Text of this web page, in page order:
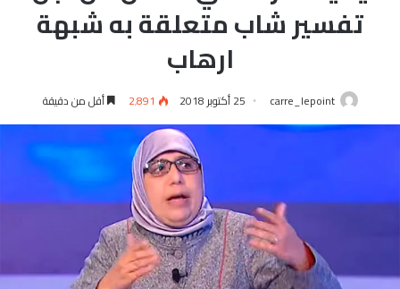
تفسير شاب متعلقة به شبهة
ارهاب
carre_lepoint 25 أكتوبر 2018 2٬891 أقل من دقيقة